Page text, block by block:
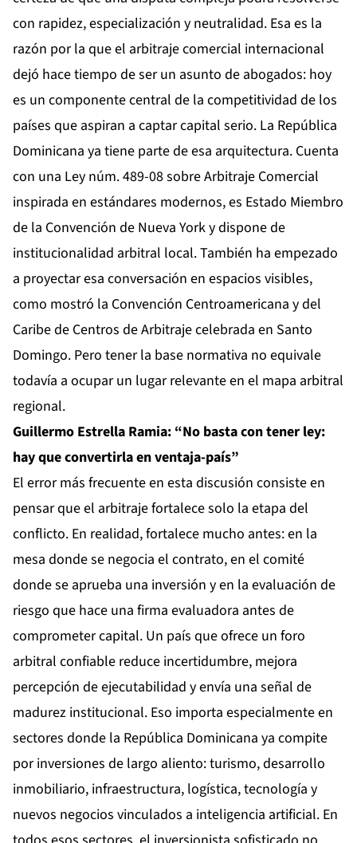
con rapidez, especialización y neutralidad. Esa es la
razón por la que el arbitraje comercial internacional
dejó hace tiempo de ser un asunto de abogados: hoy
es un componente central de la competitividad de los
países que aspiran a captar capital serio. La República
Dominicana ya tiene parte de esa arquitectura. Cuenta
con una Ley núm. 489-08 sobre Arbitraje Comercial
inspirada en estándares modernos, es Estado Miembro
de la Convención de Nueva York y dispone de
institucionalidad arbitral local. También ha empezado
a proyectar esa conversación en espacios visibles,
como mostró la Convención Centroamericana y del
Caribe de Centros de Arbitraje celebrada en Santo
Domingo. Pero tener la base normativa no equivale
todavía a ocupar un lugar relevante en el mapa arbitral
regional.
Guillermo Estrella Ramia: “No basta con tener ley:
hay que convertirla en ventaja-país”
El error más frecuente en esta discusión consiste en
pensar que el arbitraje fortalece solo la etapa del
conflicto. En realidad, fortalece mucho antes: en la
mesa donde se negocia el contrato, en el comité
donde se aprueba una inversión y en la evaluación de
riesgo que hace una firma evaluadora antes de
comprometer capital. Un país que ofrece un foro
arbitral confiable reduce incertidumbre, mejora
percepción de ejecutabilidad y envía una señal de
madurez institucional. Eso importa especialmente en
sectores donde la República Dominicana ya compite
por inversiones de largo aliento: turismo, desarrollo
inmobiliario, infraestructura, logística, tecnología y
nuevos negocios vinculados a inteligencia artificial. En